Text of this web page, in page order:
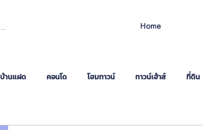
Home
บ้านแฝด คอนโด โฮมทาวน์ ทาวน์เฮ้าส์ ที่ดิน